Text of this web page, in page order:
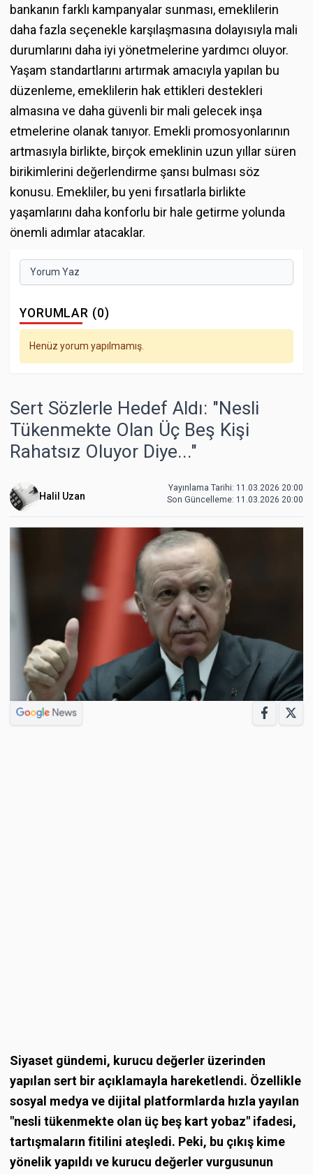
bankanın farklı kampanyalar sunması, emeklilerin
daha fazla seçenekle karşılaşmasına dolayısıyla mali
durumlarını daha iyi yönetmelerine yardımcı oluyor.
Yaşam standartlarını artırmak amacıyla yapılan bu
düzenleme, emeklilerin hak ettikleri destekleri
almasına ve daha güvenli bir mali gelecek inşa
etmelerine olanak tanıyor. Emekli promosyonlarının
artmasıyla birlikte, birçok emeklinin uzun yıllar süren
birikimlerini değerlendirme şansı bulması söz
konusu. Emekliler, bu yeni fırsatlarla birlikte
yaşamlarını daha konforlu bir hale getirme yolunda
önemli adımlar atacaklar.
Yorum Yaz
YORUMLAR (0)
Henüz yorum yapılmamış.
Sert Sözlerle Hedef Aldı: "Nesli
Tükenmekte Olan Üç Beş Kişi
Rahatsız Oluyor Diye..."
Halil Uzan
Yayınlama Tarihi: 11.03.2026 20:00
Son Güncelleme: 11.03.2026 20:00
Siyaset gündemi, kurucu değerler üzerinden
yapılan sert bir açıklamayla hareketlendi. Özellikle
sosyal medya ve dijital platformlarda hızla yayılan
"nesli tükenmekte olan üç beş kart yobaz" ifadesi,
tartışmaların fitilini ateşledi. Peki, bu çıkış kime
yönelik yapıldı ve kurucu değerler vurgusunun